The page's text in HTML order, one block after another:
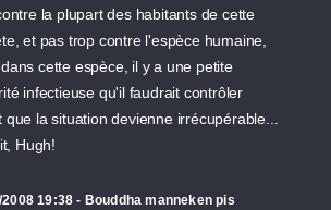
la plupart des habitants de cette
et pas trop contre l'espèce humaine,
cette espèce, il y a une petite
infectieuse qu'il faudrait contrôler
que la situation devienne irrécupérable...
Hugh!
2008 19:38 - Bouddha manneken pis